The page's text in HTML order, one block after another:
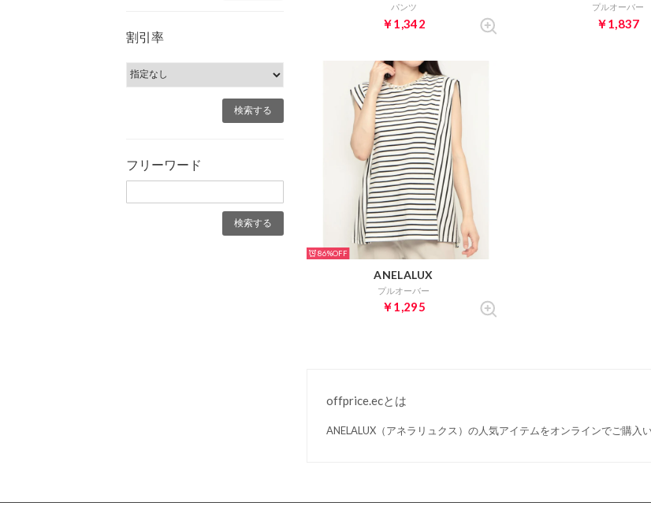
割引率
フリーワード
パンツ
￥1,342
プルオーバー
￥1,837
86%
ANELALUX
プルオーバー
￥1,295
offprice.ecとは
ANELALUX（アネラリュクス）の人気アイテムをオンラインでご購入